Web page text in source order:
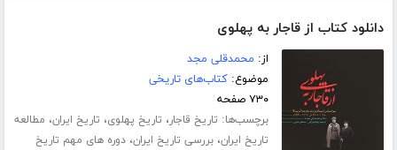
دانلود کتاب از قاجار به پهلوی
از: محمدقلی مجد
موضوع:کتاب‌های تاریخی
۷۳۰ صفحه
برچسب‌ها: تاریخ قاجار، تاریخ پهلوی، تاریخ ایران، مطالعه
تاریخ ایران،بررسی تاریخ ایران،دوره های مهم تاریخ